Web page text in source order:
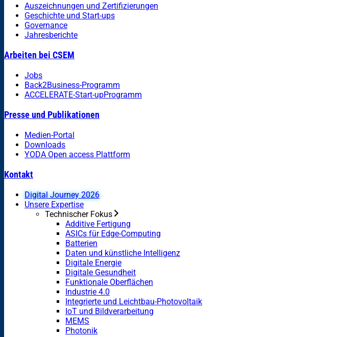
Auszeichnungen und Zertifizierungen
Geschichte und Start-ups
Governance
Jahresberichte
Arbeiten bei CSEM
Jobs
Back2Business-Programm
ACCELERATE-Start-upProgramm
Presse und Publikationen
Medien-Portal
Downloads
YODA Open access Plattform
Kontakt
Digital Journey 2026
Unsere Expertise
Technischer Fokus
Additive Fertigung
ASICs für Edge-Computing
Batterien
Daten und künstliche Intelligenz
Digitale Energie
Digitale Gesundheit
Funktionale Oberflächen
Industrie 4.0
Integrierte und Leichtbau-Photovoltaik
IoT und Bildverarbeitung
MEMS
Photonik